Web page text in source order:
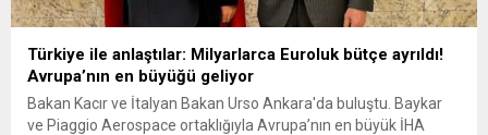
Türkiye ile anlaştılar: Milyarlarca Euroluk bütçe ayrıldı!
Avrupa’nın en büyüğü geliyor
Bakan Kacır ve İtalyan Bakan Urso Ankara'da buluştu. Baykar
ve Piaggio Aerospace ortaklığıyla Avrupa’nın en büyük İHA